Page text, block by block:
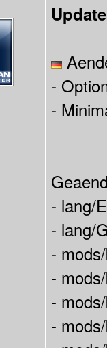
-
-
- lang/
- lang/
-
-
-
-